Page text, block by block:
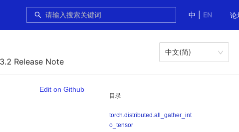
中
EN 论
3.2 Release Note
中文(简)
目录
torch.distributed.all_gather_int
o_tensor
Edit on Github